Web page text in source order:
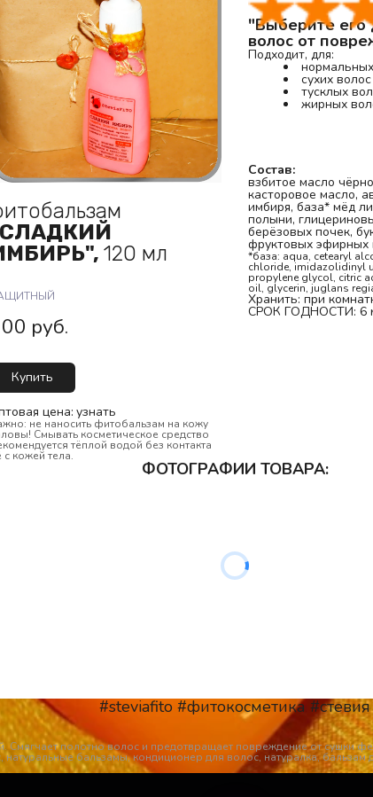
120 мл
руб.
Купить
цена: узнать
не наносить фитобальзам на кожу
Смывать косметическое средство
тёплой водой без контакта
с кожей тела.
"Выберите его
волос от
Подходит, для:
сухих волос
тусклых
жирных
Состав:
взбитое масло
касторовое масло,
имбиря, база* мёд
полыни,
берёзовых почек,
фруктовых эфирных
*база: aqua, cetearyl
chloride, imidazolidinyl
propylene glycol, citric
oil, glycerin, juglans
Хранить: при
СРОК ГОДНОСТИ: 6
ФОТОГРАФИИ ТОВАРА:
#steviafito #фитокосметика #стевия
полотно волос и предотвращает повреждение от сушки
натуральные бальзамы, кондиционер для волос, натуралка,